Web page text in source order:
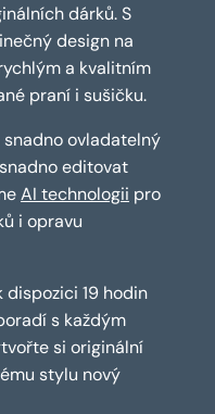
dárků. S
design na
a kvalitním
praní i sušičku.
snadno ovladatelný
editovat
AI technologii pro
i opravu
dispozici 19 hodin
s každým
si originální
stylu nový